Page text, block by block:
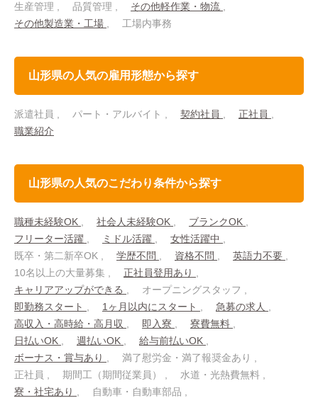
生産管理
品質管理
その他軽作業・物流
その他製造業・工場
工場内事務
山形県の人気の雇用形態から探す
派遣社員 パート・アルバイト 契約社員
正社員
職業紹介
山形県の人気のこだわり条件から探す
職種未経験OK 社会人未経験OK
ブランクOK
フリーター活躍
ミドル活躍
女性活躍中
既卒・第二新卒OK
学歴不問 資格不問
英語力不要
10名以上の大量募集
正社員登用あり
キャリアアップができる
オープニングスタッフ
即勤務スタート
1ヶ月以内にスタート
急募の求人
高収入・高時給・高月収
即入寮
寮費無料
日払いOK
週払いOK
給与前払いOK
ボーナス・賞与あり
満了慰労金・満了報奨金あり
正社員
期間工（期間従業員）
水道・光熱費無料
寮・社宅あり
自動車・自動車部品